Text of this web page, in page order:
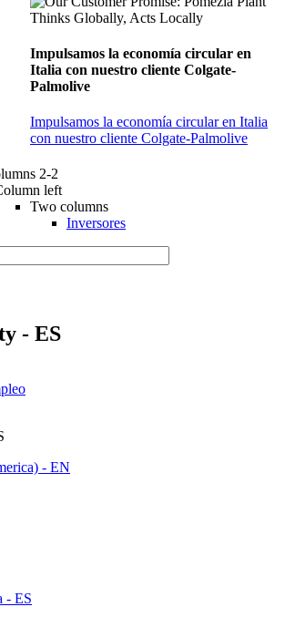
Impulsamos la economía circular en
Italia con nuestro cliente Colgate-
Palmolive
Impulsamos la economía circular en Italia
con nuestro cliente Colgate-Palmolive
2-2
left
Two columns
Inversores
- ES
- EN
- ES